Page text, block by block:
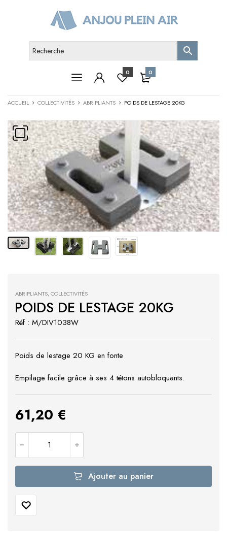
0 0
ACCUEIL COLLECTIVITÉS ABRIPLIANTS POIDS DE LESTAGE 20KG
ABRIPLIANTS,COLLECTIVITÉS
POIDS DE LESTAGE 20KG
Réf : M/DIV1038W
Poids de lestage 20 KG en fonte
Empilage facile grâce à ses 4 tétons autobloquants.
61,20 €
Ajouter au panier